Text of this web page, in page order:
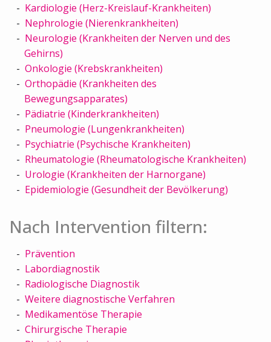
Kardiologie (Herz-Kreislauf-Krankheiten)
Nephrologie (Nierenkrankheiten)
Neurologie (Krankheiten der Nerven und des
Gehirns)
Onkologie (Krebskrankheiten)
Orthopädie (Krankheiten des
Bewegungsapparates)
Pädiatrie (Kinderkrankheiten)
Pneumologie (Lungenkrankheiten)
Psychiatrie (Psychische Krankheiten)
Rheumatologie (Rheumatologische Krankheiten)
Urologie (Krankheiten der Harnorgane)
Epidemiologie (Gesundheit der Bevölkerung)
Nach Intervention filtern:
Prävention
Labordiagnostik
Radiologische Diagnostik
Weitere diagnostische Verfahren
Medikamentöse Therapie
Chirurgische Therapie